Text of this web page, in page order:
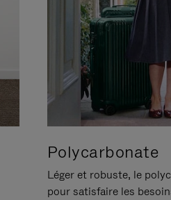
Polycarbonate
Léger et robuste, le
pour satisfaire les